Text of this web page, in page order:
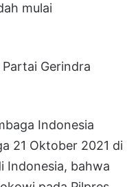
mulai
Gerindra
Indonesia
21 Oktober 2021 di
Indonesia, bahwa